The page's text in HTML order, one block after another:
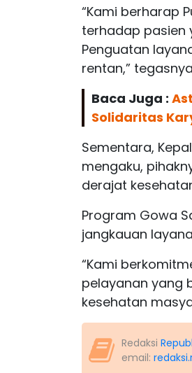
“Kami berharap
terhadap pasien
Penguatan
rentan,”
Baca Juga :
Solidaritas
Sementara,
mengaku,
derajat
Program Gowa
jangkauan
“Kami
pelayanan yang
kesehatan
Redaksi
email: